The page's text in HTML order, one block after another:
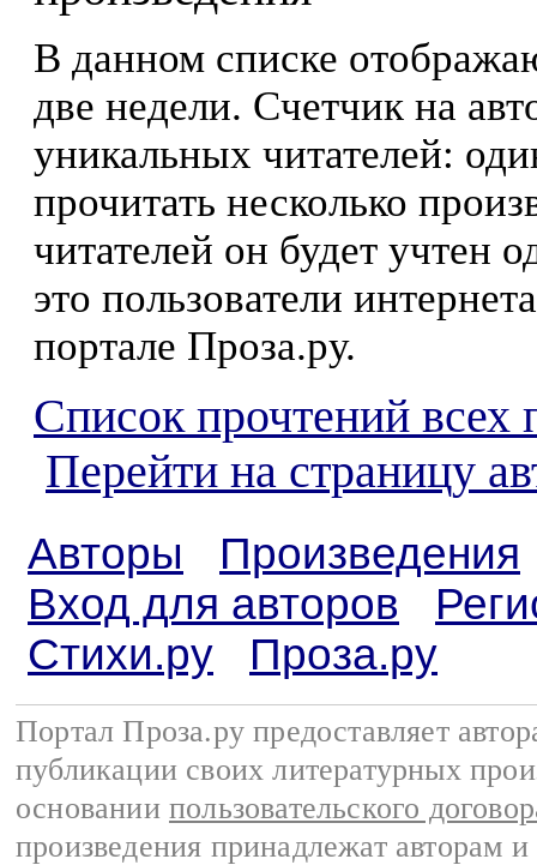
В данном списке
две недели. Счетчик на
уникальных читателей:
прочитать несколько
читателей он будет учтен
это пользователи
портале Проза.ру.
Список прочтений всех
Перейти на страницу
Авторы
Произведения
Вход для авторов
Стихи.ру
Проза.ру
Портал Проза.ру предоставляет
публикации своих литературных
основании пользовательского
произведения принадлежат авторам